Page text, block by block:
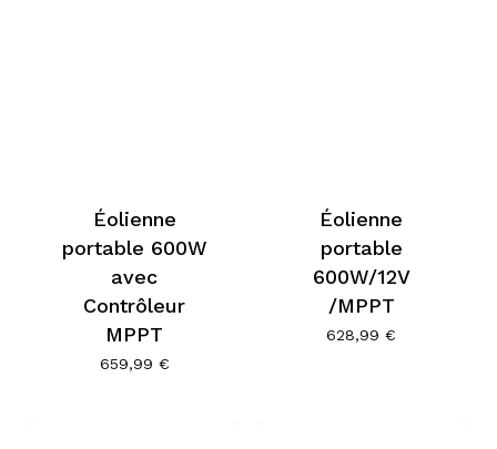
Éolienne
portable 600W
avec
Contrôleur
MPPT
659,99 €
Éolienne
portable
600W/12V
/MPPT
628,99€